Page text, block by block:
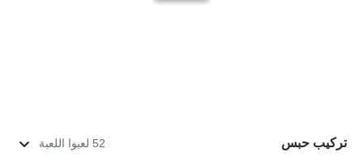
تركيب حبس 52 لعبوا اللعبة